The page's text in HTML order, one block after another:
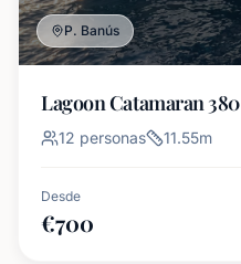
P. Banús
Lagoon Catamaran 380
12 personas 11.55m
Desde
€700